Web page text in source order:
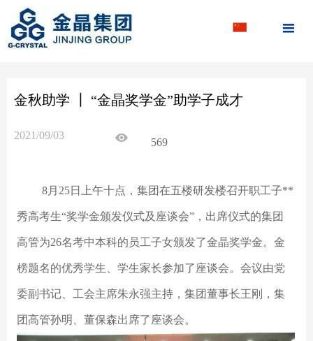

金秋助学 ┃ “金晶奖学金”助学子成才
2021/09/03
569
8月25日上午十点，集团在五楼研发楼召开职工子**
秀高考生“奖学金颁发仪式及座谈会”，出席仪式的集团
高管为26名考中本科的员工子女颁发了金晶奖学金。金
榜题名的优秀学生、学生家长参加了座谈会。会议由党
委副书记、工会主席朱永强主持，集团董事长王刚，集
团高管孙明、董保森出席了座谈会。